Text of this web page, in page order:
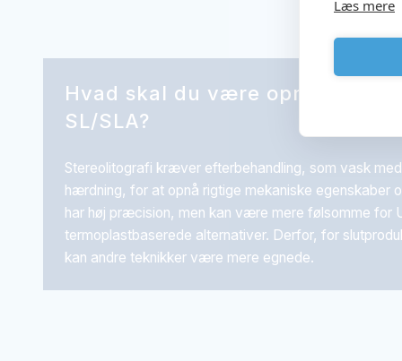
Læs mere
Hvad skal du være opmærksom
SL/SLA?
Stereolitografi kræver efterbehandling, som vask
hærdning, for at opnå rigtige mekaniske egenskaber
har høj præcision, men kan være mere følsomme for
termoplastbaserede alternativer. Derfor, for
kan andre teknikker være mere egnede.